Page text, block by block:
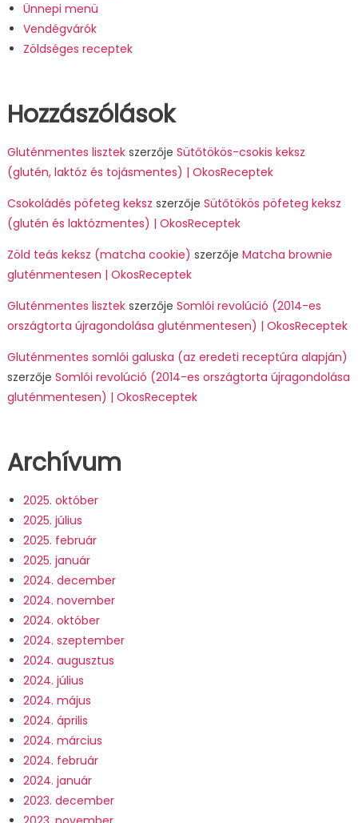
Ünnepi menü
Vendégvárók
Zöldséges receptek
Hozzászólások
Gluténmentes lisztekszerzője Sütőtökös-csokis keksz
(glutén, laktóz és tojásmentes) | OkosReceptek
Csokoládés pöfeteg keksz szerzője Sütőtökös pöfeteg keksz
(glutén és laktózmentes) | OkosReceptek
Zöld teás keksz (matcha cookie) szerzője Matcha brownie
gluténmentesen | OkosReceptek
Gluténmentes lisztekszerzője Somlói revolúció (2014-es
országtorta újragondolása gluténmentesen) | OkosReceptek
Gluténmentes somlói galuska (az eredeti receptúra alapján)
szerzője Somlói revolúció (2014-es országtorta újragondolása
gluténmentesen) | OkosReceptek
Archívum
2025. október
2025. július
2025. február
2025. január
2024. december
2024. november
2024. október
2024. szeptember
2024. augusztus
2024. július
2024. május
2024. április
2024. március
2024. február
2024. január
2023. december